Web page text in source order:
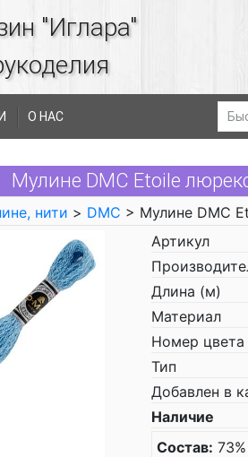
"Иглара"
О НАС
Мулине DMC Etoile
нити > DMC > Мулине DMC
Артикул
Длина (м)
Материал
Номер цвета
Тип
Добавлен в
Наличие
Состав: